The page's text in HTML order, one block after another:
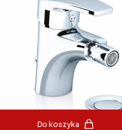
Do koszyka